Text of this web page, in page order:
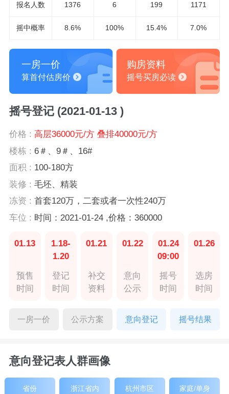
报名 人数 1376 6 199 1171
摇中概率 8.6% 100% 15.4% 7.0%
一房一价
算首付估房价
购房资料
摇号买房必读
摇号登记 (2021-01-13 )
价格 : 高层36000元/方 叠排40000元/方
楼栋 : 6＃、9＃、16#
面积 : 100-180方
装修 : 毛坯、精装
冻资 : 首套120万，二套或者一次性240万
车位 : 时间：2021-01-24 ,价格：360000
01.13
预售
时间
1.18-
1.20
登记
时间
01.21
补交
资料
01.22
意向
公示
01.24
09:00
摇号
时间
01.26
选房
时间
一房一价 公示方案 意向登记 摇号结果
意向登记表人群画像
省份 浙江省内 杭州市区 家庭/单身